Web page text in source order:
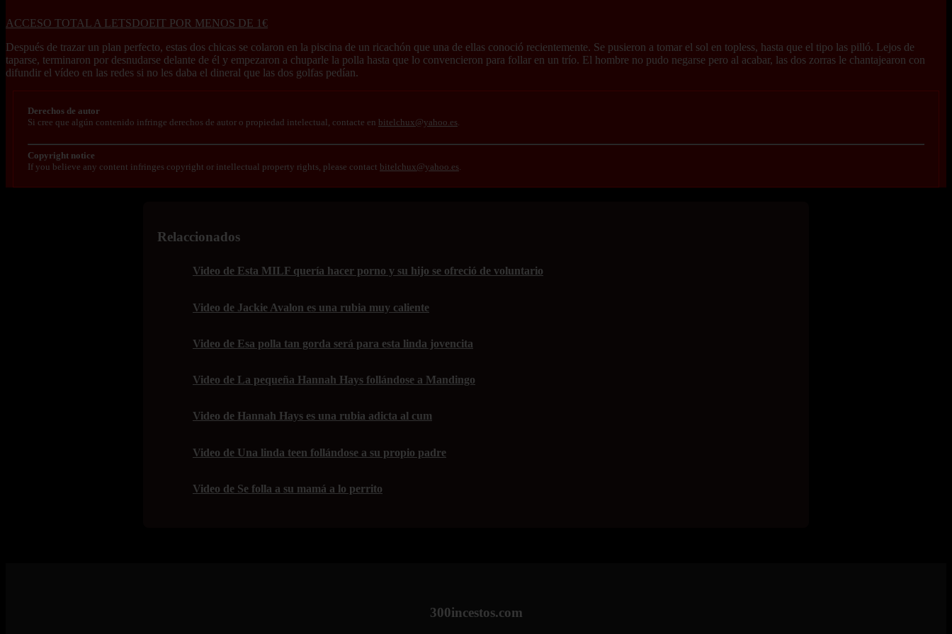
ACCESO TOTAL A LETSDOEIT POR MENOS DE 1€
Después de trazar un plan perfecto, estas dos chicas se colaron en la piscina de un ricachón que una de ellas conoció recientemente. Se pusieron a tomar el sol en topless, hasta que el tipo las pilló. Lejos de
taparse, terminaron por desnudarse delante de él y empezaron a chuparle la polla hasta que lo convencieron para follar en un trío. El hombre no pudo negarse pero al acabar, las dos zorras le chantajearon con
difundir el vídeo en las redes si no les daba el dineral que las dos golfas pedían.
Derechos de autor
Si cree que algún contenido infringe derechos de autor o propiedad intelectual, contacte en bitelchux@yahoo.es
Copyright notice
If you believe any content infringes copyright or intellectual property rights, please contact bitelchux@yahoo.es
Relaccionados
Video de Esta MILF quería hacer porno y su hijo se ofreció de voluntario
Video de Jackie Avalon es una rubia muy caliente
Video de Esa polla tan gorda será para esta linda jovencita
Video de La pequeña Hannah Hays follándose a Mandingo
Video de Hannah Hays es una rubia adicta al cum
Video de Una linda teen follándose a su propio padre
Video de Se folla a su mamá a lo perrito
300incestos.com